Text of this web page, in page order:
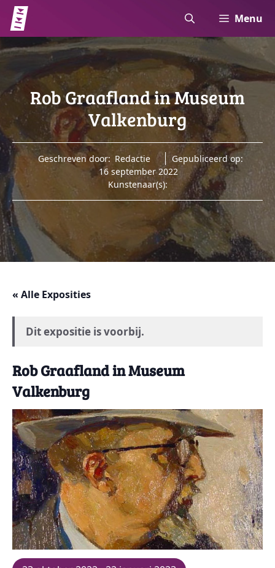
naar
de
inhoud
Menu
Rob Graafland in Museum
Valkenburg
Geschreven door: Redactie
Gepubliceerd op:
16 september 2022
Kunstenaar(s):
« Alle Exposities
Dit expositie is voorbij.
Rob Graafland in Museum
Valkenburg